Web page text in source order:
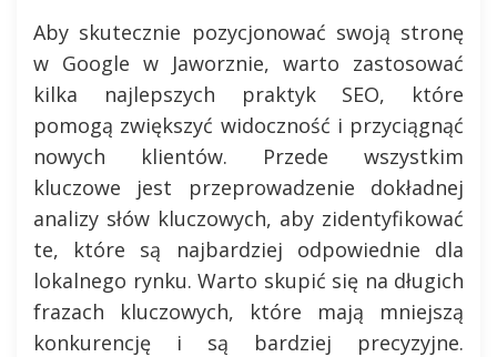
Aby skutecznie pozycjonować swoją stronę
w Google w Jaworznie, warto zastosować
kilka najlepszych praktyk SEO, które
pomogą zwiększyć widoczność i przyciągnąć
nowych klientów. Przede wszystkim
kluczowe jest przeprowadzenie dokładnej
analizy słów kluczowych, aby zidentyfikować
te, które są najbardziej odpowiednie dla
lokalnego rynku. Warto skupić się na długich
frazach kluczowych, które mają mniejszą
konkurencję i są bardziej precyzyjne.